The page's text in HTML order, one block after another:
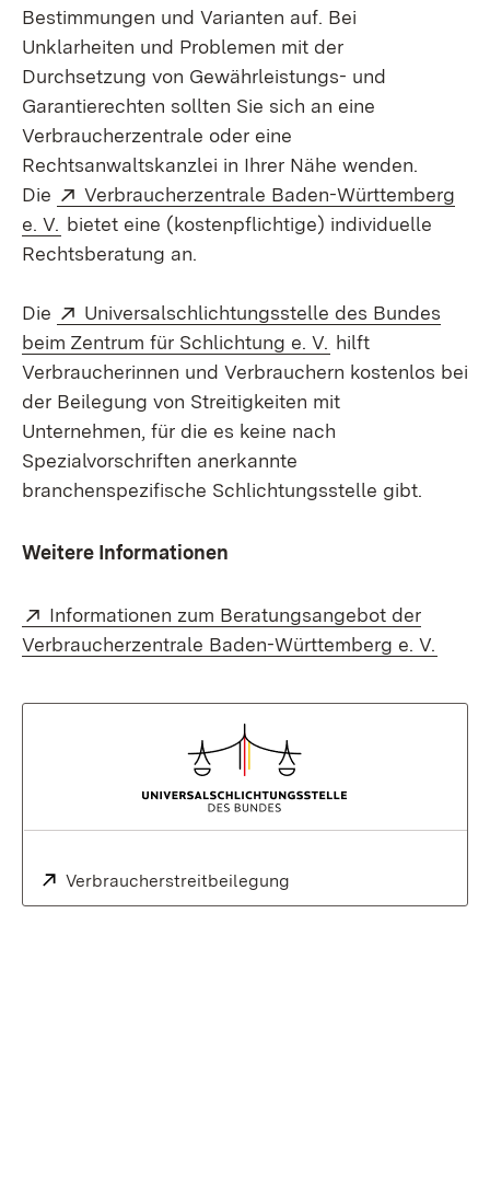
Bestimmungen und Varianten auf. Bei
Unklarheiten und Problemen mit der
Durchsetzung von Gewährleistungs- und
Garantierechten sollten Sie sich an eine
Verbraucherzentrale oder eine
Rechtsanwaltskanzlei in Ihrer Nähe wenden.
Die
Extern:
Verbraucherzentrale Baden-Württemberg
e. V. (Öffnet in neuem Fenster)
bietet eine (kostenpflichtige) individuelle
Rechtsberatung an.
Die Extern:
Universalschlichtungsstelle des Bundes
beim Zentrum für Schlichtung e. V. (Öffnet in neuem
hilft
Verbraucherinnen und Verbrauchern kostenlos bei
der Beilegung von Streitigkeiten mit
Unternehmen, für die es keine nach
Spezialvorschriften anerkannte
branchenspezifische Schlichtungsstelle gibt.
Weitere Informationen
Extern:
Informationen zum Beratungsangebot der
Verbraucherzentrale Baden-Württemberg e. V.
Extern:
Verbraucherstreitbeilegung